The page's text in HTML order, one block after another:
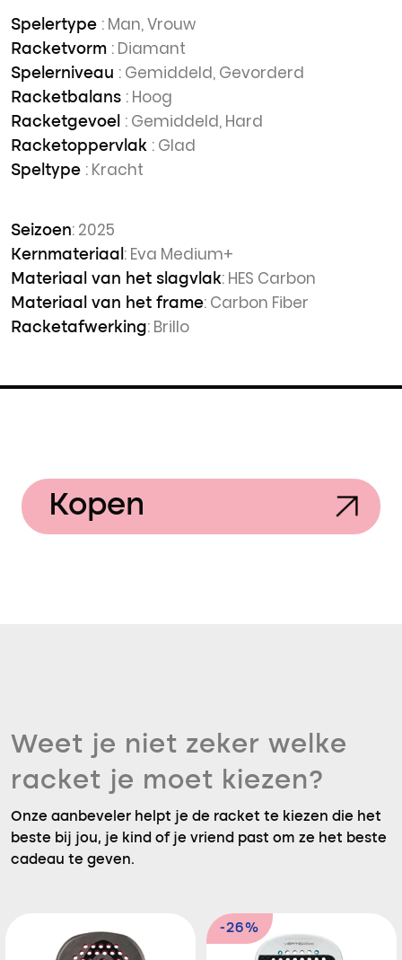
Spelertype : Man, Vrouw
Racketvorm : Diamant
Spelerniveau : Gemiddeld, Gevorderd
Racketbalans : Hoog
Racketgevoel : Gemiddeld, Hard
Racketoppervlak : Glad
Speltype : Kracht
Seizoen: 2025
Kernmateriaal : Eva Medium+
Materiaal van het slagvlak: HES Carbon
Materiaal van het frame: Carbon Fiber
Racketafwerking: Brillo
Kopen
Weet je niet zeker welke
racket je moet kiezen?
Onze aanbeveler helpt je de racket te kiezen die het
beste bij jou, je kind of je vriend past om ze het beste
cadeau te geven.
-26%